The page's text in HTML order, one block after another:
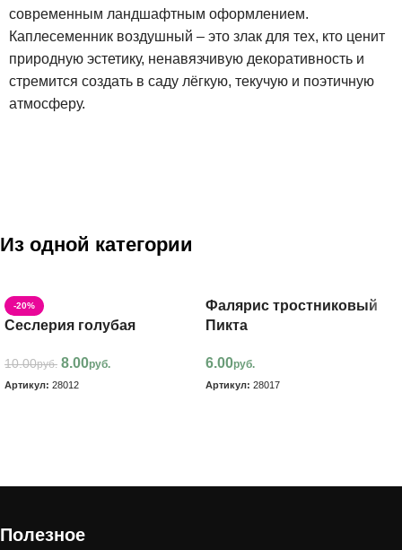
современным ландшафтным оформлением.
Каплесеменник воздушный – это злак для тех, кто ценит
природную эстетику, ненавязчивую декоративность и
стремится создать в саду лёгкую, текучую и поэтичную
атмосферу.
Из одной категории
-20%
Сеслерия голубая
10.00руб. 8.00руб.
Артикул: 28012
Фалярис тростниковый
Пикта
6.00руб.
Артикул: 28017
Полезное